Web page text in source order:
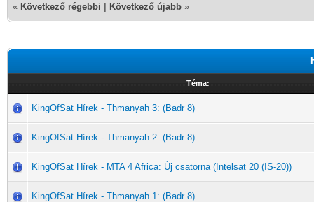
« Következő régebbi Következő újabb »
Téma:
KingOfSat Hírek - Thmanyah 3: (Badr 8)
KingOfSat Hírek - Thmanyah 2: (Badr 8)
KingOfSat Hírek - MTA 4 Africa: Új csatorna (Intelsat 20 (IS-20))
KingOfSat Hírek - Thmanyah 1: (Badr 8)